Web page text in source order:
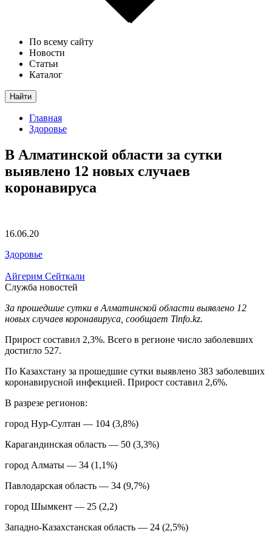
По всему сайту
Новости
Статьи
Каталог
Найти
Главная
Здоровье
В Алматинской области за сутки
выявлено 12 новых случаев
коронавируса
16.06.20
Здоровье
Айгерим Сейткали
Служба новостей
За прошедшие сутки в Алматинской области выявлено 12
новых случаев коронавируса, сообщает Tinfo.kz.
Прирост составил 2,3%. Всего в регионе число заболевших
достигло 527.
По Казахстану за прошедшие сутки выявлено 383 заболевших
коронавирусной инфекцией. Прирост составил 2,6%.
В разрезе регионов:
город Нур-Султан — 104 (3,8%)
Карагандинская область — 50 (3,3%)
город Алматы — 34 (1,1%)
Павлодарская область — 34 (9,7%)
город Шымкент — 25 (2,2)
Западно-Казахстанская область — 24 (2,5%)